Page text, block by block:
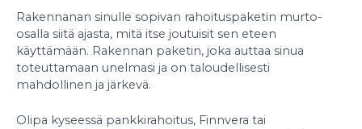
Rakennanan sinulle sopivan rahoituspaketin murto-
osalla siitä ajasta, mitä itse joutuisit sen eteen
käyttämään. Rakennan paketin, joka auttaa sinua
toteuttamaan unelmasi ja on taloudellisesti
mahdollinen ja järkevä.
Olipa kyseessä pankkirahoitus, Finnvera tai